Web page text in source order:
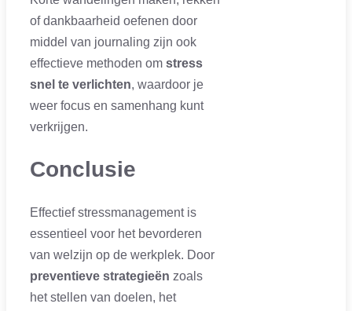
of dankbaarheid oefenen door
middel van journaling zijn ook
effectieve methoden om stress
snel te verlichten, waardoor je
weer focus en samenhang kunt
verkrijgen.
Conclusie
Effectief stressmanagement is
essentieel voor het bevorderen
van welzijn op de werkplek. Door
preventieve strategieën zoals
het stellen van doelen, het